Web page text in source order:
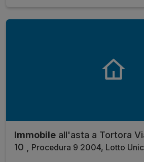
Immobile all'asta a Tortora
10 ,
Procedura 9 2004, Lotto